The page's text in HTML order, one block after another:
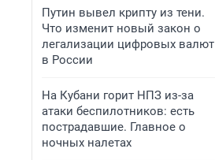
Путин вывел крипту из тени.
Что изменит новый закон о
легализации цифровых валют
в России
На Кубани горит НПЗ из-за
атаки беспилотников: есть
пострадавшие. Главное о
ночных налетах